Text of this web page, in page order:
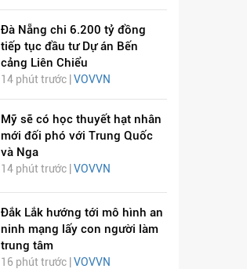
Đà Nẵng chi 6.200 tỷ đồng
tiếp tục đầu tư Dự án Bến
cảng Liên Chiểu
14 phút trước | VOVVN
Mỹ sẽ có học thuyết hạt nhân
mới đối phó với Trung Quốc
và Nga
14 phút trước | VOVVN
Đắk Lắk hướng tới mô hình an
ninh mạng lấy con người làm
trung tâm
16 phút trước | VOVVN